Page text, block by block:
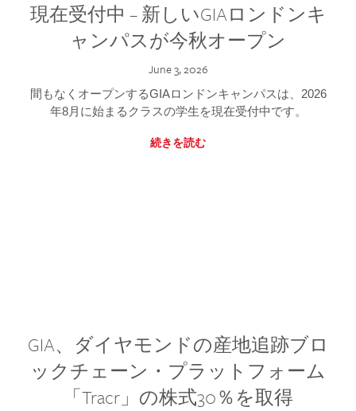
現在受付中 – 新しいGIAロンドンキ
ャンパスが今秋オープン
June 3, 2026
間もなくオープンするGIAロンドンキャンパスは、2026
年8月に始まるクラスの学生を現在受付中です。
続きを読む
GIA、ダイヤモンドの産地追跡ブロ
ックチェーン・プラットフォーム
「Tracr」の株式30％を取得